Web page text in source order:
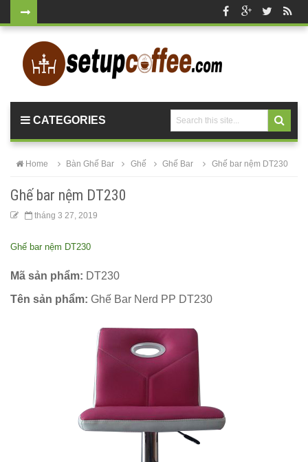
cho quán
cafe, nhà
Ghế
nhựa cafe
tiếp khách
màu xanh lá
CATEGORIES
Home Bàn Ghế Bar Ghế Ghế Bar Ghế bar nệm DT230
Ghế bar nệm DT230
tháng 3 27, 2019
Ghế bar nệm DT230
Mã sản phẩm: DT230
Tên sản phẩm: Ghế Bar Nerd PP DT230